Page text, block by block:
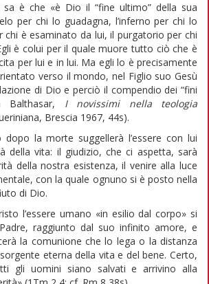
è che «è Dio il “fine ultimo” della sua
per chi lo guadagna, l’inferno per chi lo
chi è esaminato da lui, il purgatorio per chi
è colui per il quale muore tutto ciò che è
per lui e in lui. Ma egli lo è precisamente
verso il mondo, nel Figlio suo Gesù
di Dio e perciò il compendio dei “fini
Balthasar, I novissimi nella teologia
Brescia 1967, 44s).
dopo la morte suggellerà l’essere con lui
della vita: il giudizio, che ci aspetta, sarà
della nostra esistenza, il venire alla luce
con la quale ognuno si è posto nella
di Dio.
l’essere umano «in esilio dal corpo» si
raggiunto dal suo infinito amore, e
la comunione che lo lega o la distanza
eterna della vita e del bene. Certo,
gli uomini siano salvati e arrivino alla